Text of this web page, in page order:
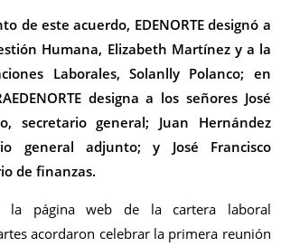
de este acuerdo, EDENORTE designó a
Humana, Elizabeth Martínez y a la
Laborales, Solanlly Polanco; en
designa a los señores José
secretario general; Juan Hernández
general adjunto; y José Francisco
de finanzas.
la página web de la cartera laboral
acordaron celebrar la primera reunión